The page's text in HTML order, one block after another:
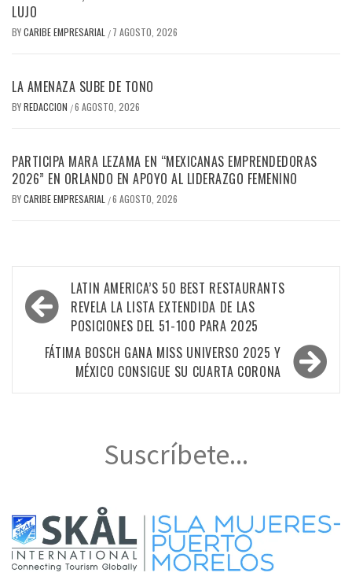
LUJO
BYCARIBE EMPRESARIAL / 7 AGOSTO, 2026
LA AMENAZA SUBE DE TONO
BYREDACCION /6 AGOSTO, 2026
PARTICIPA MARA LEZAMA EN “MEXICANAS EMPRENDEDORAS
2026” EN ORLANDO EN APOYO AL LIDERAZGO FEMENINO
BYCARIBE EMPRESARIAL /6 AGOSTO, 2026
Navegación
de
entradas
LATIN AMERICA’S 50 BEST RESTAURANTS
REVELA LA LISTA EXTENDIDA DE LAS
POSICIONES DEL 51-100 PARA 2025
FÁTIMA BOSCH GANA MISS UNIVERSO 2025 Y
MÉXICO CONSIGUE SU CUARTA CORONA
Suscríbete...